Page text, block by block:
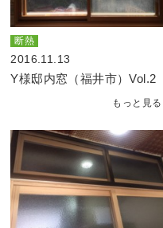
断熱
2016.11.13
Y様邸内窓（福井市）Vol.2
もっと見る